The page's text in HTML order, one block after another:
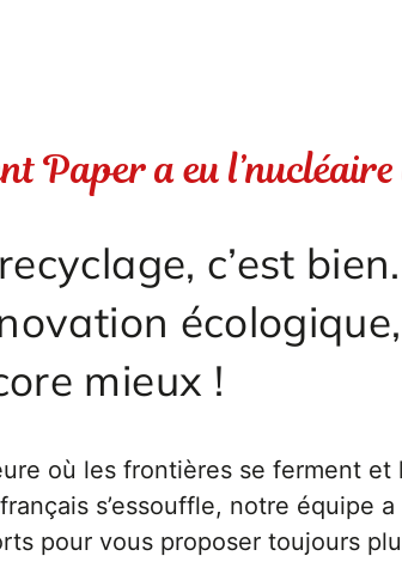
Paper a eu
c’est
écologique,
mieux !
où les frontières se ferment et
s’essouffle, notre équipe
pour vous proposer toujours